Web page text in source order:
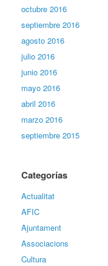
octubre 2016
septiembre 2016
agosto 2016
julio 2016
junio 2016
mayo 2016
abril 2016
marzo 2016
septiembre 2015
Categorías
Actualitat
AFIC
Ajuntament
Associacions
Cultura